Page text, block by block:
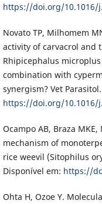
https://doi.org/10.1016/
Novato TP, Milhomem
activity of carvacrol and
Rhipicephalus
combination with
synergism? Vet
https://doi.org/10.1016/
Ocampo AB, Braza
mechanism of
rice weevil (Sitophilus
Disponível em: https://
Ohta H, Ozoe Y.